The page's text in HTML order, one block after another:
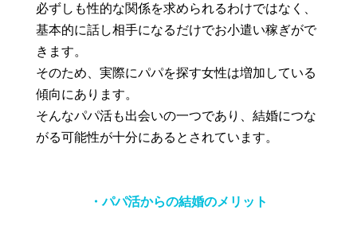
必ずしも性的な関係を求められるわけではなく、
基本的に話し相手になるだけでお小遣い稼ぎがで
きます。
そのため、実際にパパを探す女性は増加している
傾向にあります。
そんなパパ活も出会いの一つであり、結婚につな
がる可能性が十分にあるとされています。
・パパ活からの結婚のメリット